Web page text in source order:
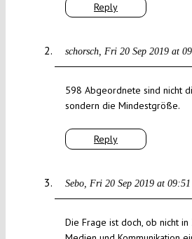
Reply
schorsch Fri 20 Sep 2019 at
Reply
598 Abgeordnete sind nicht
sondern die Mindestgröße.
Sebo Fri 20 Sep 2019 at 09:51
Die Frage ist doch, ob nicht